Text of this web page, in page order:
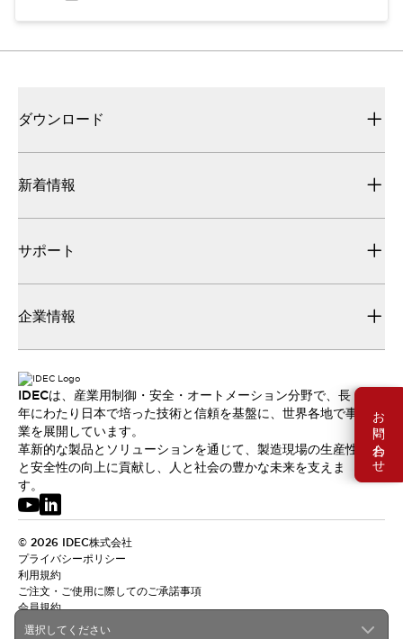
お問い合わせ
選択してください
ダウンロード
新着情報
サポート
企業情報
IDECは、産業用制御・安全・オートメーション分野で、長
年にわたり日本で培った技術と信頼を基盤に、世界各地で事
業を展開しています。
革新的な製品とソリューションを通じて、製造現場の生産性
と安全性の向上に貢献し、人と社会の豊かな未来を支えま
す。
© 2026 IDEC株式会社
プライバシーポリシー
利用規約
ご注文・ご使用に際してのご承諾事項
会員規約